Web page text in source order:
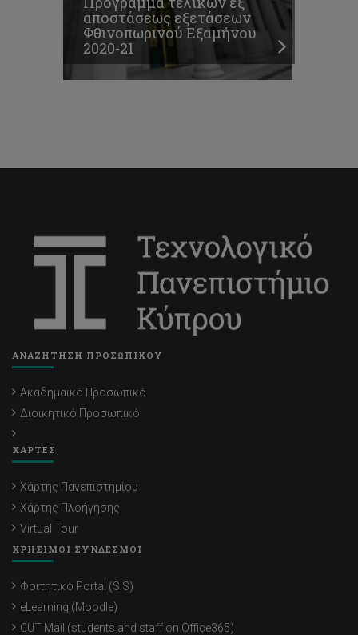
αποστάσεως εξετάσεων
Φθινοπωρινού Εξαμήνου
2020-21
ΑΝΑΖΗΤΗΣΗ ΠΡΟΣΩΠΙΚΟΥ
Ακαδημαϊκό Προσωπικό
Διοικητικό Προσωπικό
ΧΑΡΤΕΣ
Χάρτης Πανεπιστημίου
Χάρτης Πλοήγησης
Virtual Tour
ΧΡΗΣΙΜΟΙ ΣΥΝΔΕΣΜΟΙ
Φοιτητικό Portal (SIS)
eLearning (Moodle)
CUT Mail (students and staff on Office365)